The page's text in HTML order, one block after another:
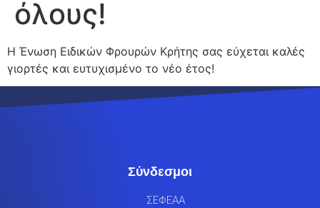
όλους!
Η Ένωση Ειδικών Φρουρών Κρήτης σας εύχεται καλές
γιορτές και ευτυχισμένο το νέο έτος!
Σύνδεσμοι
ΣΕΦΕΑΑ